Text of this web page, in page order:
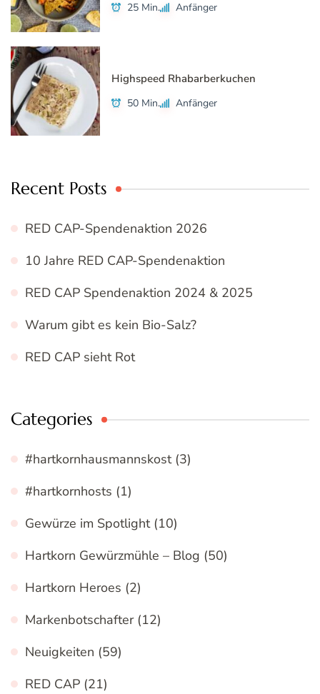
25 Min. Anfänger
Highspeed Rhabarberkuchen
50 Min. Anfänger
Recent Posts
RED CAP-Spendenaktion 2026
10 Jahre RED CAP-Spendenaktion
RED CAP Spendenaktion 2024 & 2025
Warum gibt es kein Bio-Salz?
RED CAP sieht Rot
Categories
#hartkornhausmannskost(3)
#hartkornhosts (1)
Gewürze im Spotlight(10)
Hartkorn Gewürzmühle – Blog (50)
Hartkorn Heroes (2)
Markenbotschafter(12)
Neuigkeiten (59)
RED CAP (21)